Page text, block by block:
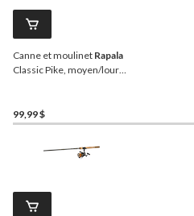
Canne et moulinet Rapala
Classic Pike, moyen/lourd,
99,99 $